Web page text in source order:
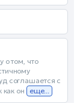
о том, что
соглашается с
как он
еще...